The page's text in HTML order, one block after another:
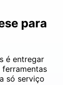
para
é entregar
só serviço